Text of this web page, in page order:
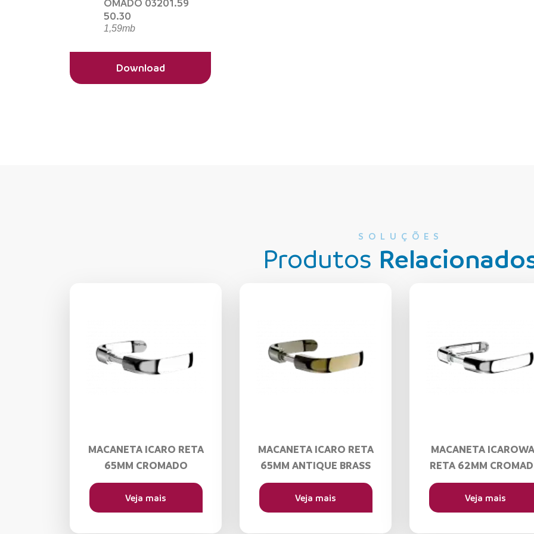
50.30
1,59mb
Download
SOLUÇÕES
Produtos
MACANETA ICARO RETA
65MM CROMADO
Veja mais
MACANETA ICARO RETA
65MM ANTIQUE BRASS
Veja mais
MACANETA
RETA 62MM
Veja mais